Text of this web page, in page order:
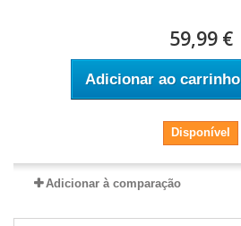
59,99 €
Adicionar ao carrinho
Disponível
Adicionar à comparação